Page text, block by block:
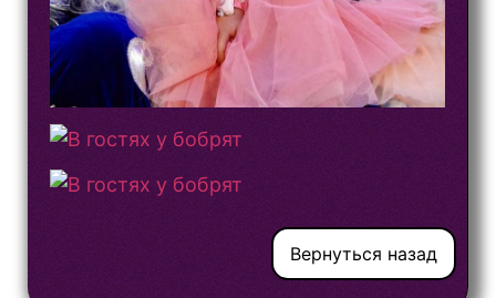
Вернуться назад